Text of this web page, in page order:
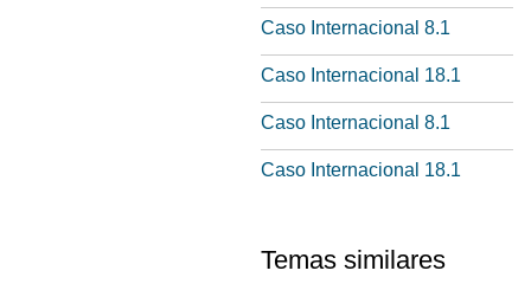
Caso Internacional 8.1
Caso Internacional 18.1
Caso Internacional 8.1
Caso Internacional 18.1
Temas similares